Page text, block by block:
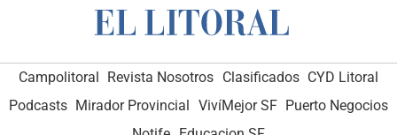
Campolitoral Revista Nosotros Clasificados CYD Litoral
Podcasts Mirador Provincial VivíMejor SF Puerto Negocios